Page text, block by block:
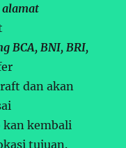
alamat
BCA, BNI, BRI,
dan akan
kembali
tujuan.